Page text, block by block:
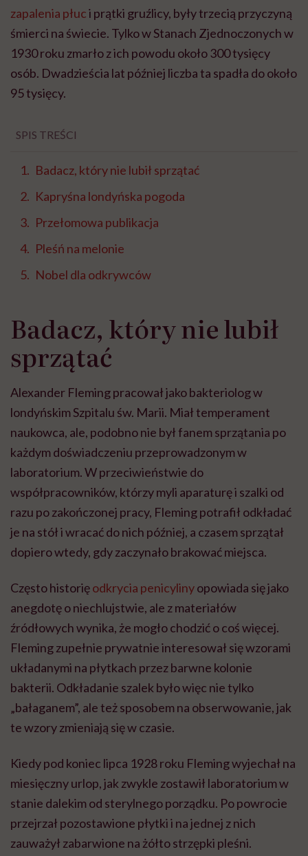
zapalenia płuci prątki gruźlicy, były trzecią przyczyną
śmierci na świecie. Tylko w Stanach Zjednoczonych w
1930 roku zmarło z ich powodu około 300 tysięcy
osób. Dwadzieścia lat później liczba ta spadła do około
95 tysięcy.
SPIS TREŚCI
Badacz, który nie lubił sprzątać
Kapryśna londyńska pogoda
Przełomowa publikacja
Pleśń na melonie
Nobel dla odkrywców
Badacz, który nie lubił
sprzątać
Alexander Fleming pracował jako bakteriolog w
londyńskim Szpitalu św. Marii. Miał temperament
naukowca, ale, podobno nie był fanem sprzątania po
każdym doświadczeniu przeprowadzonym w
laboratorium. W przeciwieństwie do
współpracowników, którzy myli aparaturę i szalki od
razu po zakończonej pracy, Fleming potrafił odkładać
je na stół i wracać do nich później, a czasem sprzątał
dopiero wtedy, gdy zaczynało brakować miejsca.
Często historięodkrycia penicylinyopowiada się jako
anegdotę o niechlujstwie, ale z materiałów
źródłowych wynika, że mogło chodzić o coś więcej.
Fleming zupełnie prywatnie interesował się wzorami
układanymi na płytkach przez barwne kolonie
bakterii. Odkładanie szalek było więc nie tylko
„bałaganem”, ale też sposobem na obserwowanie, jak
te wzory zmieniają się w czasie.
Kiedy pod koniec lipca 1928 roku Fleming wyjechał na
miesięczny urlop, jak zwykle zostawił laboratorium w
stanie dalekim od sterylnego porządku. Po powrocie
przejrzał pozostawione płytki i na jednej z nich
zauważył zabarwione na żółto strzępki pleśni.